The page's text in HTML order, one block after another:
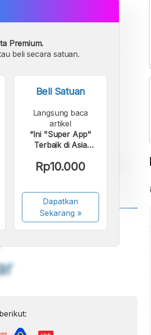
Premium.
beli secara satuan.
Beli Satuan
Langsung baca
artikel
“Ini "Super App"
Terbaik di Asia
Ipsos”.
Rp10.000
Dapatkan
Sekarang»